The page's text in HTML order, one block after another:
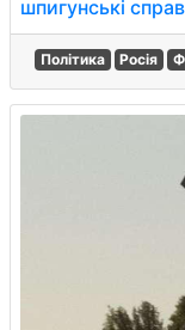
шпигунські
Політика Росія